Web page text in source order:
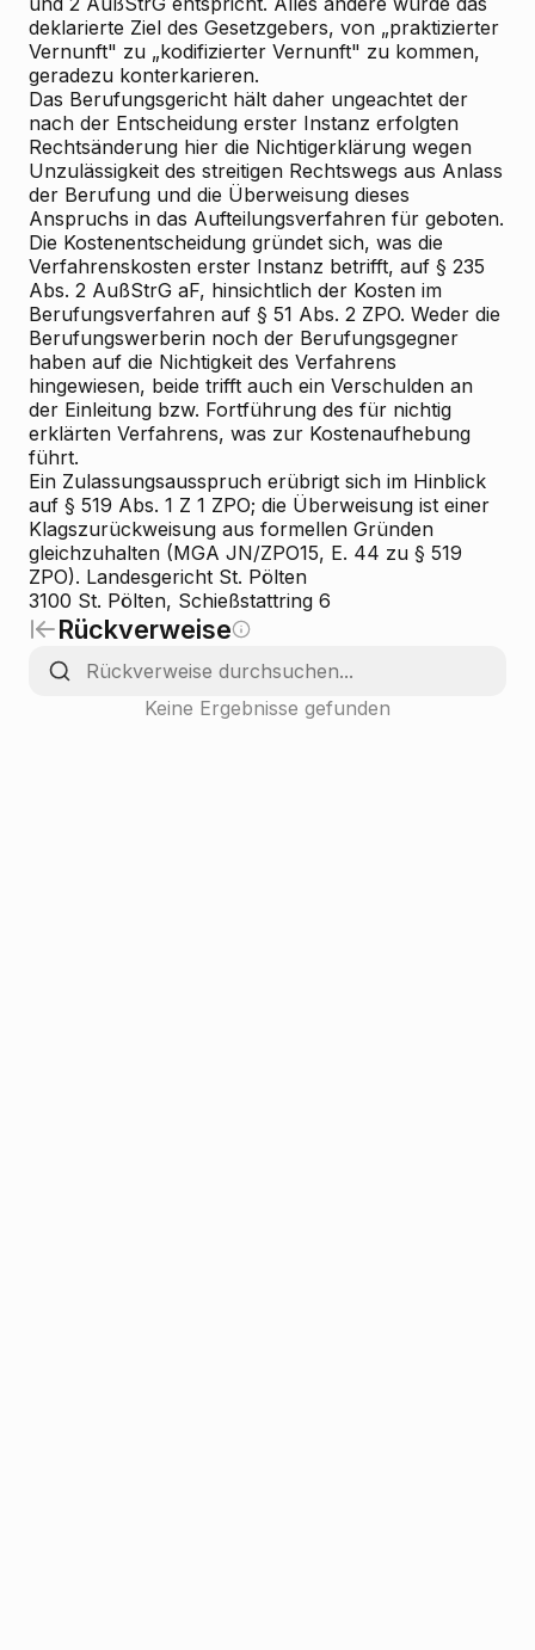
deklarierte Ziel des Gesetzgebers, von „praktizierter
Vernunft" zu „kodifizierter Vernunft" zu kommen,
geradezu konterkarieren.
Das Berufungsgericht hält daher ungeachtet der
nach der Entscheidung erster Instanz erfolgten
Rechtsänderung hier die Nichtigerklärung wegen
Unzulässigkeit des streitigen Rechtswegs aus Anlass
der Berufung und die Überweisung dieses
Anspruchs in das Aufteilungsverfahren für geboten.
Die Kostenentscheidung gründet sich, was die
Verfahrenskosten erster Instanz betrifft, auf § 235
Abs. 2 AußStrG aF, hinsichtlich der Kosten im
Berufungsverfahren auf § 51 Abs. 2 ZPO. Weder die
Berufungswerberin noch der Berufungsgegner
haben auf die Nichtigkeit des Verfahrens
hingewiesen, beide trifft auch ein Verschulden an
der Einleitung bzw. Fortführung des für nichtig
erklärten Verfahrens, was zur Kostenaufhebung
führt.
Ein Zulassungsausspruch erübrigt sich im Hinblick
auf § 519 Abs. 1 Z 1 ZPO; die Überweisung ist einer
Klagszurückweisung aus formellen Gründen
gleichzuhalten (MGA JN/ZPO15, E. 44 zu § 519
ZPO). Landesgericht St. Pölten
3100 St. Pölten, Schießstattring 6
Rückverweise
Keine Ergebnisse gefunden